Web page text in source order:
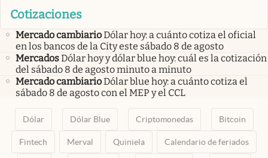
Cotizaciones
Mercado cambiarioDólar hoy: a cuánto cotiza el oficial
en los bancos de la City este sábado 8 de agosto
MercadosDólar hoy y dólar blue hoy: cuál es la cotización
del sábado 8 de agosto minuto a minuto
Mercado cambiarioDólar blue hoy: a cuánto cotiza el
sábado 8 de agosto con el MEP y el CCL
Dólar Dólar Blue Criptomonedas Bitcoin
Fintech Merval Quiniela Calendario de feriados